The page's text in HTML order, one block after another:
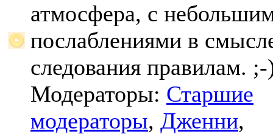
атмосфера, с
послаблениями в
следования правилам.
Модераторы: Старшие
модераторы, Дженни,